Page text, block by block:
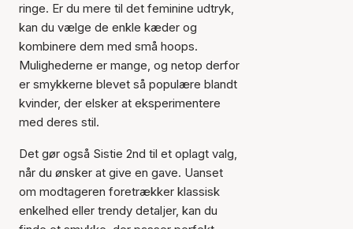
ringe. Er du mere til det feminine udtryk,
kan du vælge de enkle kæder og
kombinere dem med små hoops.
Mulighederne er mange, og netop derfor
er smykkerne blevet så populære blandt
kvinder, der elsker at eksperimentere
med deres stil.
Det gør også Sistie 2nd til et oplagt valg,
når du ønsker at give en gave. Uanset
om modtageren foretrækker klassisk
enkelhed eller trendy detaljer, kan du